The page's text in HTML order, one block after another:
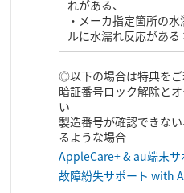
れがある、
・メーカ指定箇所の
ルに水濡れ反応がある
◎以下の場合は特典をご
暗証番号ロック解除と
い
製造番号が確認できな
るような場合
AppleCare+ & au端末サ
故障紛失サポート with